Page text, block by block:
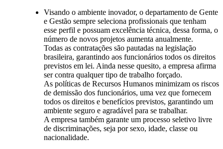
Visando o ambiente inovador, o departamento de Gente
e Gestão sempre seleciona profissionais que tenham
esse perfil e possuam excelência técnica, dessa forma, o
número de novos projetos aumenta anualmente.
Todas as contratações são pautadas na legislação
brasileira, garantindo aos funcionários todos os direitos
previstos em lei. Ainda nesse quesito, a empresa afirma
ser contra qualquer tipo de trabalho forçado.
As políticas de Recursos Humanos minimizam os riscos
de demissão dos funcionários, uma vez que fornecem
todos os direitos e benefícios previstos, garantindo um
ambiente seguro e agradável para se trabalhar.
A empresa também garante um processo seletivo livre
de discriminações, seja por sexo, idade, classe ou
nacionalidade.